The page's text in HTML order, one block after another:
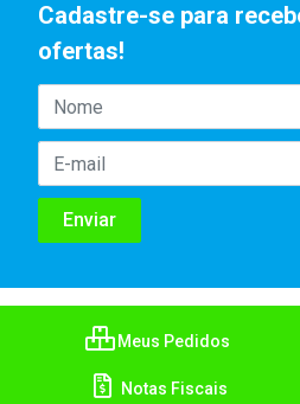
Cadastre-se para
ofertas!
Meus Pedidos
Notas Fiscais